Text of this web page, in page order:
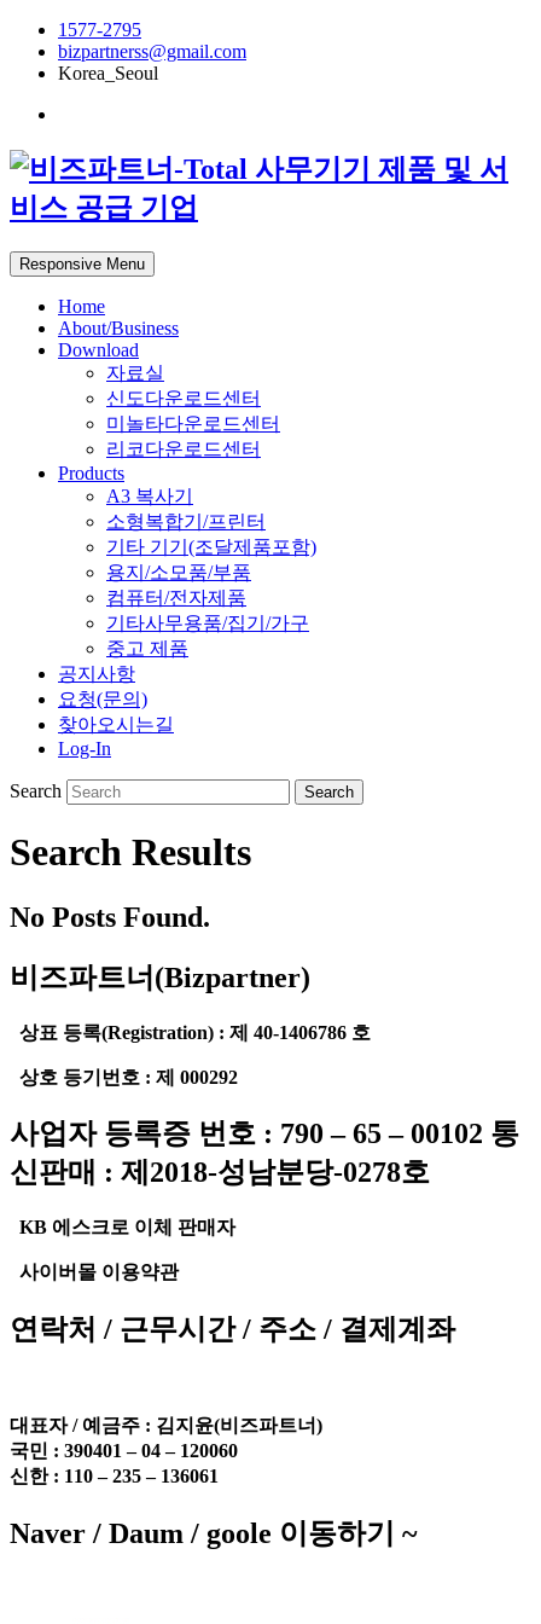
1577-2795
bizpartnerss@gmail.com
Korea_Seoul
Responsive Menu
Home
About/Business
Download
자료실
신도다운로드센터
미놀타다운로드센터
리코다운로드센터
Products
A3 복사기
소형복합기/프린터
기타 기기(조달제품포함)
용지/소모품/부품
컴퓨터/전자제품
기타사무용품/집기/가구
중고 제품
공지사항
요청(문의)
찾아오시는길
Log-In
Search
Search Results
No Posts Found.
비즈파트너(Bizpartner)
상표 등록(Registration) : 제 40-1406786 호
상호 등기번호 : 제 000292
사업자 등록증 번호 : 790 – 65 – 00102 통
신판매 : 제2018-성남분당-0278호
KB 에스크로 이체 판매자
사이버몰 이용약관
연락처 / 근무시간 / 주소 / 결제계좌
대표자 / 예금주 : 김지윤(비즈파트너)
국민 : 390401 – 04 – 120060
신한 : 110 – 235 – 136061
Naver / Daum / goole 이동하기 ~